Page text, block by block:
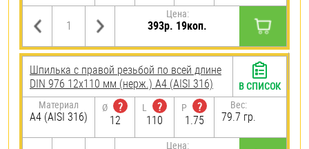
Цена:
393р. 19коп.
Шпилька с правой резьбой по всей длине
DIN 976 12х110 мм (нерж.) A4 (AISI 316)
Материал
A4 (AISI 316)
Ø
?
12
L
?
110
P
?
1.75
Вес:
79.7 гр.
Цена:
В СПИСОК